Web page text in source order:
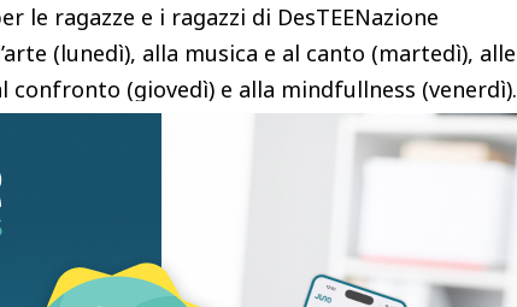
le ragazze e i ragazzi di DesTEENazione
(lunedì), alla musica e al canto (martedì), alle
(giovedì) e alla mindfullness (venerdì).
DesTEENazione”, un appuntamento
al cinema, al karaoke, alla silent disco e a molto
a desteenazioneprato@gmail.com
che racconta tutte le attività svolte nel